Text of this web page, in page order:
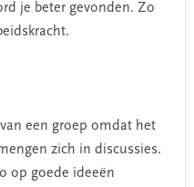
je beter gevonden. Zo
een groep omdat het
zich in discussies.
op goede ideeën